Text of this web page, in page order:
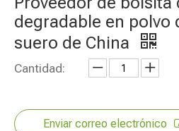
degradable en polvo
suero de China
Cantidad:
Enviar correo electrónico